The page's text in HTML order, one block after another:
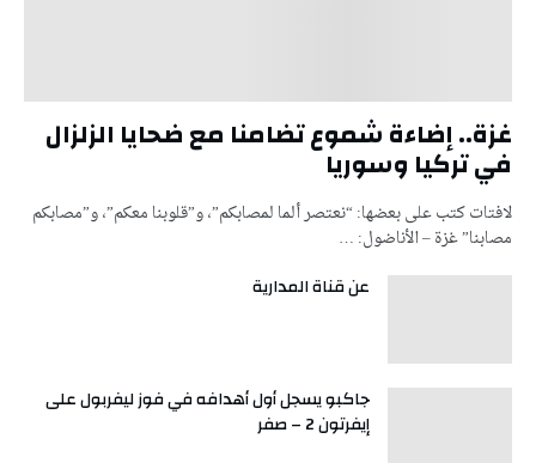
غزة.. إضاءة شموع تضامنا مع ضحايا الزلزال
في تركيا وسوريا
لافتات كتب على بعضها: “نعتصر ألما لمصابكم”، و”قلوبنا معكم”، و”مصابكم
مصابنا” غزة – الأناضول: …
عن قناة المدارية
جاكبو يسجل أول أهدافه في فوز ليفربول على
إيفرتون 2 – صفر